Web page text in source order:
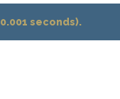
seconds).